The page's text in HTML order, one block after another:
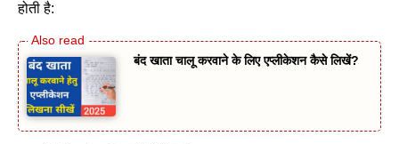
होती है:
बंद खाता चालू करवाने के लिए एप्लीकेशन कैसे लिखें?